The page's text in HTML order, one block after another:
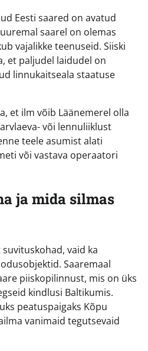
Eesti saared on avatud
saarel on olemas
vajalikke teenuseid. Siiski
et paljudel laidudel on
linnukaitseala staatuse
et ilm võib Läänemerel olla
või lennuliiklust
teele asumist alati
või vastava operaatori
ja mida silmas
vaid ka
Saaremaal
piiskopilinnust, mis on üks
kindlusi Baltikumis.
peatuspaigaks Kõpu
vanimaid tegutsevaid